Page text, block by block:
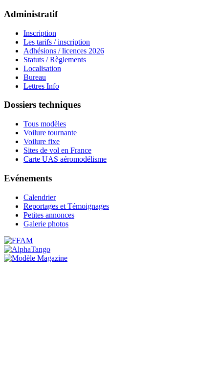
Administratif
Inscription
Les tarifs / inscription
Adhésions / licences 2026
Statuts / Règlements
Localisation
Bureau
Lettres Info
Dossiers techniques
Tous modèles
Voilure tournante
Voilure fixe
Sites de vol en France
Carte UAS aéromodélisme
Evénements
Calendrier
Reportages et Témoignages
Petites annonces
Galerie photos